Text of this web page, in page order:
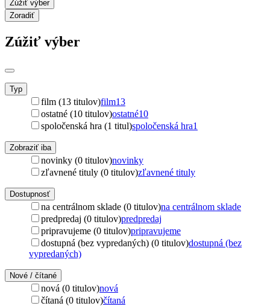
Zúžiť výber
Zoradiť
Zúžiť výber
Typ
film (13 titulov)film13
ostatné (10 titulov)ostatné10
spoločenská hra (1 titul)spoločenská hra1
Zobraziť iba
novinky (0 titulov)novinky
zľavnené tituly (0 titulov)zľavnené tituly
Dostupnosť
na centrálnom sklade (0 titulov)na centrálnom sklade
predpredaj (0 titulov)predpredaj
pripravujeme (0 titulov)pripravujeme
dostupná (bez vypredaných) (0 titulov)dostupná (bez
vypredaných)
Nové / čítané
nová (0 titulov)nová
čítaná (0 titulov)čítaná